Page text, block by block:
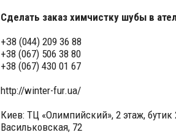
Сделать заказ химчистку шубы в
+З8 (044) 209 36 88
+38 (067) 506 38 80
+38 (067) 430 01 67
http://winter-fur.ua/
Киев: ТЦ «Олимпийский», 2 этаж,
Васильковская, 72